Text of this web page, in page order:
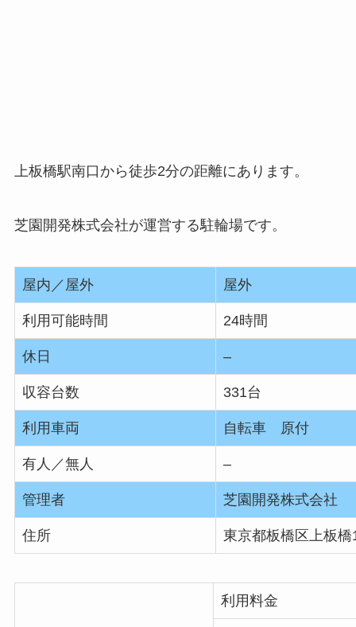
上板橋駅南口から徒歩2分の距離にあります。
芝園開発株式会社が運営する駐輪場です。
屋内／屋外 屋外
利用可能時間 24時間
休日 –
収容台数 331台
利用車両 自転車 原付
有人／無人 –
管理者 芝園開発株式会社
住所 東京都板橋区上板橋
利用料金